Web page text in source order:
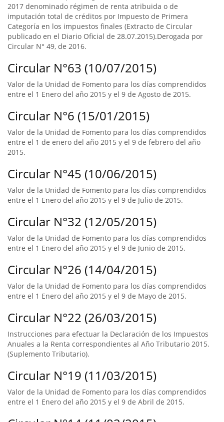
2017 denominado régimen de renta atribuida o de
imputación total de créditos por Impuesto de Primera
Categoría en los impuestos finales (Extracto de Circular
publicado en el Diario Oficial de 28.07.2015).Derogada por
Circular N° 49, de 2016.
Circular N°63 (10/07/2015)
Valor de la Unidad de Fomento para los días comprendidos
entre el 1 Enero del año 2015 y el 9 de Agosto de 2015.
Circular N°6 (15/01/2015)
Valor de la Unidad de Fomento para los días comprendidos
entre el 1 de enero del año 2015 y el 9 de febrero del año
2015.
Circular N°45 (10/06/2015)
Valor de la Unidad de Fomento para los días comprendidos
entre el 1 Enero del año 2015 y el 9 de Julio de 2015.
Circular N°32 (12/05/2015)
Valor de la Unidad de Fomento para los días comprendidos
entre el 1 Enero del año 2015 y el 9 de Junio de 2015.
Circular N°26 (14/04/2015)
Valor de la Unidad de Fomento para los días comprendidos
entre el 1 Enero del año 2015 y el 9 de Mayo de 2015.
Circular N°22 (26/03/2015)
Instrucciones para efectuar la Declaración de los Impuestos
Anuales a la Renta correspondientes al Año Tributario 2015.
(Suplemento Tributario).
Circular N°19 (11/03/2015)
Valor de la Unidad de Fomento para los días comprendidos
entre el 1 Enero del año 2015 y el 9 de Abril de 2015.